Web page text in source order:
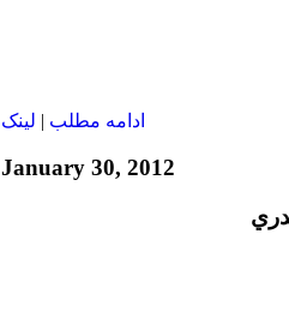
ادامه مطلب | لينک
January 30, 2012